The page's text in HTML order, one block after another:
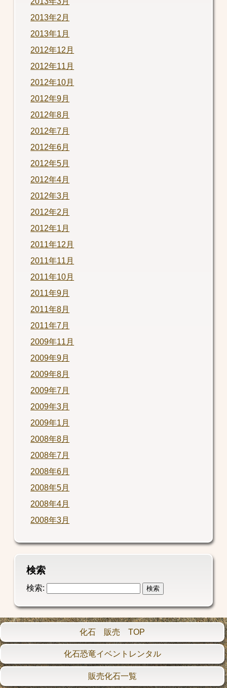
2013年2月
2013年1月
2012年12月
2012年11月
2012年10月
2012年9月
2012年8月
2012年7月
2012年6月
2012年5月
2012年4月
2012年3月
2012年2月
2012年1月
2011年12月
2011年11月
2011年10月
2011年9月
2011年8月
2011年7月
2009年11月
2009年9月
2009年8月
2009年7月
2009年3月
2009年1月
2008年8月
2008年7月
2008年6月
2008年5月
2008年4月
2008年3月
検索
検索:
化石 販売 TOP
化石恐竜イベントレンタル
販売化石一覧